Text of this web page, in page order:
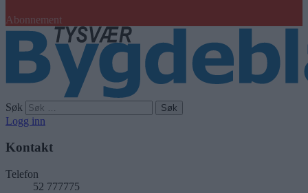
Abonnement
Søk
Logg inn
Kontakt
Telefon
52 777775